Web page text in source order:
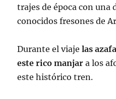
trajes de época con una
conocidos fresones de
Durante el viajelas
este rico manjar a los
este histórico tren.